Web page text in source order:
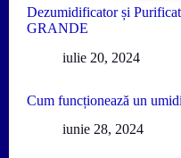
Dezumidificator și
GRANDE
iulie 20, 2024
Cum funcționează un
iunie 28, 2024